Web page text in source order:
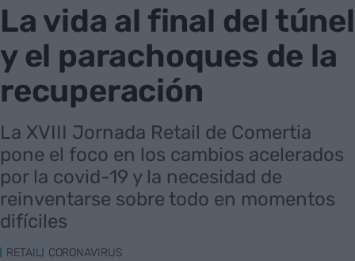
La vida al final del túnel
y el parachoques de la
recuperación
La XVIII Jornada Retail de Comertia
pone el foco en los cambios acelerados
por la covid-19 y la necesidad de
reinventarse sobre todo en momentos
difíciles
RETAIL CORONAVIRUS